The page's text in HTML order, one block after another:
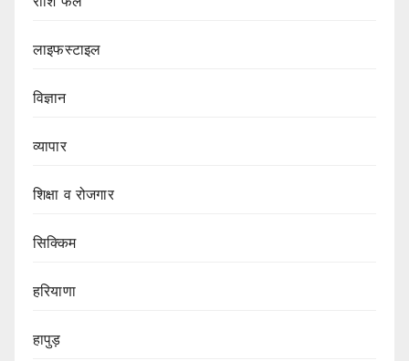
लाइफस्टाइल
विज्ञान
व्यापार
शिक्षा व रोजगार
सिक्किम
हरियाणा
हापुड़